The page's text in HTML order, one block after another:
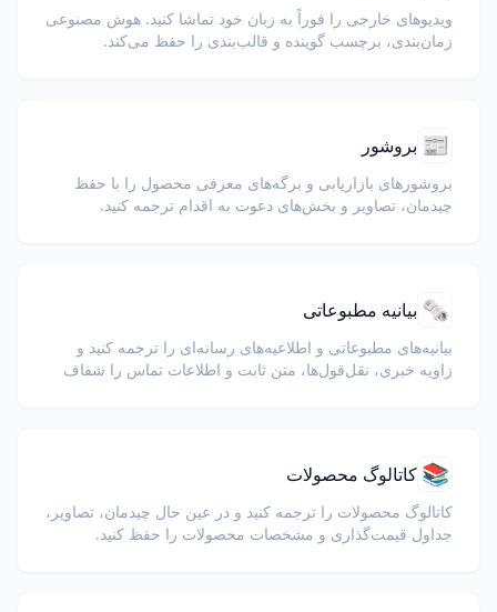
ویدیوهای خارجی را فوراً به زبان خود تماشا کنید. هوش مصنوعی
زمان‌بندی، برچسب گوینده و قالب‌بندی را حفظ می‌کند.
📰 بروشور
بروشورهای بازاریابی و برگه‌های معرفی محصول را با حفظ
چیدمان، تصاویر و بخش‌های دعوت به اقدام ترجمه کنید.
🗞️ بیانیه مطبوعاتی
بیانیه‌های مطبوعاتی و اطلاعیه‌های رسانه‌ای را ترجمه کنید و
زاویه خبری، نقل‌قول‌ها، متن ثابت و اطلاعات تماس را شفاف
📚 کاتالوگ محصولات
کاتالوگ محصولات را ترجمه کنید و در عین حال چیدمان، تصاویر،
جداول قیمت‌گذاری و مشخصات محصولات را حفظ کنید.